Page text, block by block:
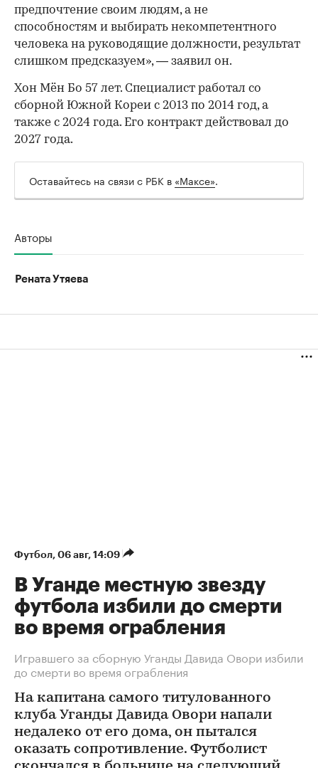
предпочтение своим людям, а не
способностям и выбирать некомпетентного
человека на руководящие должности, результат
слишком предсказуем», — заявил он.
Хон Мён Бо 57 лет. Специалист работал со
сборной Южной Кореи с 2013 по 2014 год, а
также с 2024 года. Его контракт действовал до
2027 года.
Оставайтесь на связи с РБК в «Максе».
Авторы
Рената Утяева
Футбол⁠, 06 авг, 14:09
В Уганде местную звезду
футбола избили до смерти
во время ограбления
Игравшего за сборную Уганды Давида Овори избили
до смерти во время ограбления
На капитана самого титулованного
клуба Уганды Давида Овори напали
недалеко от его дома, он пытался
оказать сопротивление. Футболист